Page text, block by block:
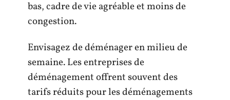
bas, cadre de vie agréable et moins de
congestion.
Envisagez de déménager en milieu de
semaine. Les entreprises de
déménagement offrent souvent des
tarifs réduits pour les déménagements